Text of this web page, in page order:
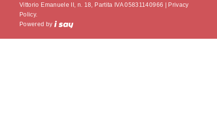
Vittorio Emanuele II, n. 18, Partita IVA 05831140966 | Privacy
Policy.
Powered by